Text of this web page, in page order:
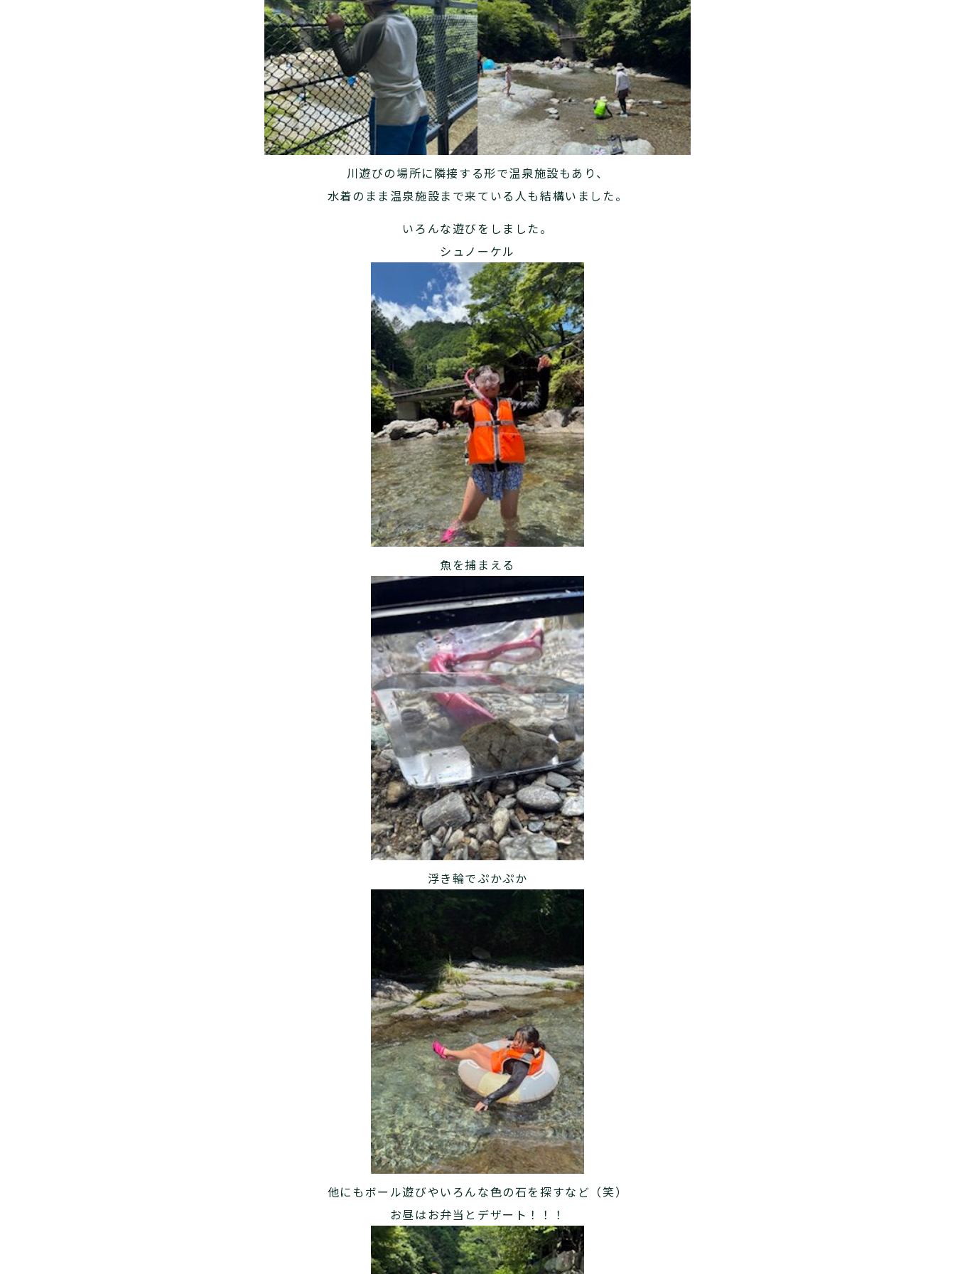
川遊びの場所に隣接する形で温泉施設もあり、
水着のまま温泉施設まで来ている人も結構いました。
いろんな遊びをしました。
シュノーケル
魚を捕まえる
浮き輪でぷかぷか
他にもボール遊びやいろんな色の石を探すなど（笑）
お昼はお弁当とデザート！！！